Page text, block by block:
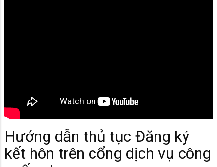
Hướng dẫn thủ tục Đăng ký
kết hôn trên cổng dịch vụ công